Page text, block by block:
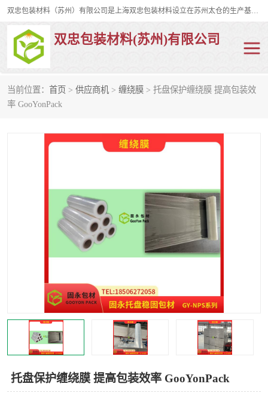
双忠包装材料（苏州）有限公司是上海双忠包装材料设立在苏州太仓的生产基地，占地约2万平米，产品主要有打孔缠绕膜，拉伸蜂窝纸，集装箱充气袋，滑托板，打包带，裹包网兜，防滑纸等箱体和托盘的运输和保护性包材。固永包材®，GooYon Pack®，是我们保护性包装材料的专属品牌。
双忠包装材料(苏州)有限公司
当前位置： 首页 > 供应商机 > 缠绕膜 > 托盘保护缠绕膜 提高包装效
率 GooYonPack
托盘保护缠绕膜 提高包装效率 GooYonPack
打孔缠绕膜
裹包网兜 纤维打包带
缠绕膜
托盘裹包网兜